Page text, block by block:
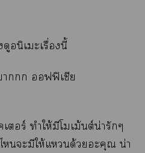
อนิเะเรื่องนี้
ก ฟฟิเชีย
อร์ ทำให้มีโมเม้นต์น่ารักๆ
ะมีให้แด้วยอะคุณ น่า